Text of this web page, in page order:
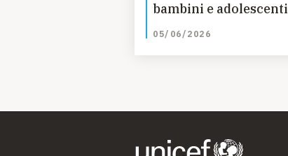
bambini e adolescenti
05/06/2026